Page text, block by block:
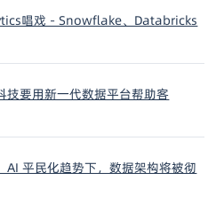
唱戏 - Snowflake、Databricks
技要用新一代数据平台帮助客
AI 平民化趋势下，数据架构将被彻